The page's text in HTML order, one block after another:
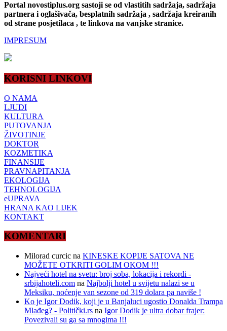
Portal novostiplus.org sastoji se od vlastitih sadržaja, sadržaja
partnera i oglašivača, besplatnih sadržaja , sadržaja kreiranih
od strane posjetilaca , te linkova na vanjske stranice.
IMPRESUM
KORISNI LINKOVI
O NAMA
LJUDI
KULTURA
PUTOVANJA
ŽIVOTINJE
DOKTOR
KOZMETIKA
FINANSIJE
PRAVNAPITANJA
EKOLOGIJA
TEHNOLOGIJA
eUPRAVA
HRANA KAO LIJEK
KONTAKT
KOMENTARI
Milorad curcic na KINESKE KOPIJE SATOVA NE
MOŽETE OTKRITI GOLIM OKOM !!!
Najveći hotel na svetu: broj soba, lokacija i rekordi -
srbijahoteli.com na Najbolji hotel u svijetu nalazi se u
Meksiku, noćenje van sezone od 319 dolara pa naviše !
Ko je Igor Dodik, koji je u Banjaluci ugostio Donalda Trampa
Mlađeg? - Politički.rs na Igor Dodik je ultra dobar frajer:
Povezivali su ga sa mnogima !!!